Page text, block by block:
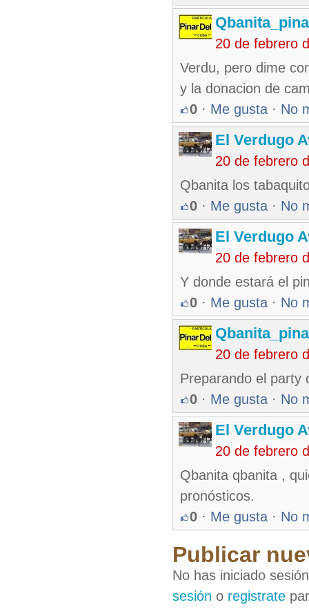
20 de febrero
Verdu, pero dime
y la donacion de
0 · Me gusta · No
El Verdugo
20 de febrero
Qbanita los
0 · Me gusta · No
El Verdugo
20 de febrero
Y donde estará el
0 · Me gusta · No
20 de febrero
Preparando el party
0 · Me gusta · No
El Verdugo
20 de febrero
Qbanita qbanita ,
pronósticos.
0 · Me gusta · No
Publicar
No has iniciado
sesión o registrate